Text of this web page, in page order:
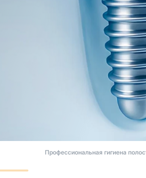
Профессиональная гигиена